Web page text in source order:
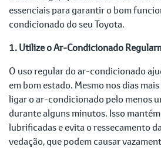
essenciais para garantir o bom
condicionado do seu Toyota.
1. Utilize o Ar-Condicionado
O uso regular do ar-condicionado
em bom estado. Mesmo nos dias
ligar o ar-condicionado pelo menos
durante alguns minutos. Isso
lubrificadas e evita o ressecamento
vedação, que podem causar